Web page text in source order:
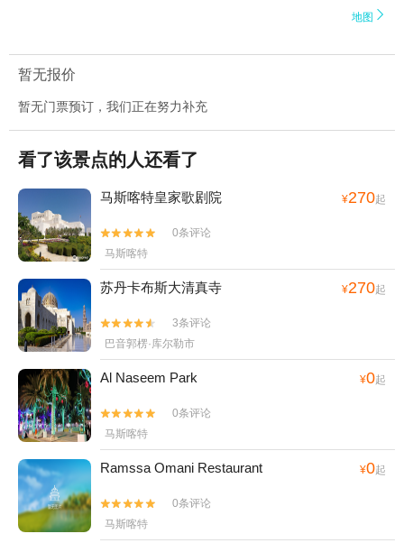
地图 
暂无报价
暂无门票预订，我们正在努力补充
看了该景点的人还看了
马斯喀特皇家歌剧院 ¥270起


0条评论
马斯喀特
苏丹卡布斯大清真寺 ¥270起


3条评论
巴音郭楞·库尔勒市
Al Naseem Park ¥0起


0条评论
马斯喀特
Ramssa Omani Restaurant ¥0起


0条评论
马斯喀特